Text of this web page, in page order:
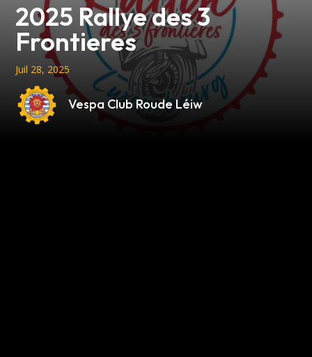
2025 Rallye des 3
Frontieres
Juil 28, 2025
Vespa Club Roude Léiw